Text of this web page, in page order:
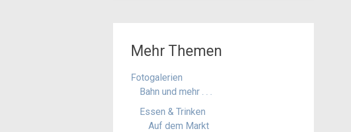
Mehr Themen
Fotogalerien
Bahn und mehr . . .
Essen & Trinken
Auf dem Markt